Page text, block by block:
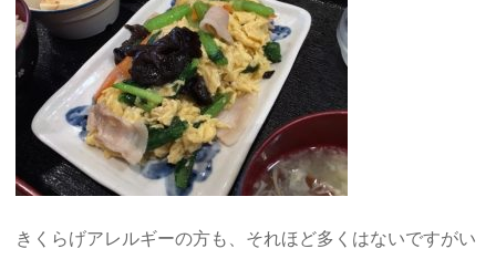
きくらげアレルギーの方も、それほど多くはないですがい